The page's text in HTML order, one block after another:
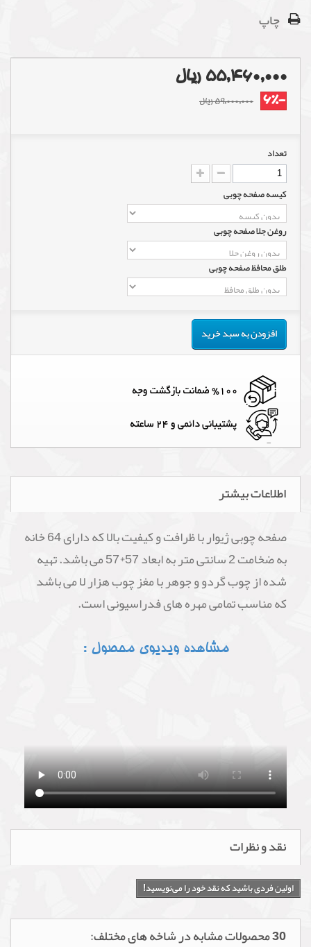
چاپ
55,460,000 ریال
-6% 59,000,000 ریال
تعداد
کیسه صفحه چوبی
روغن جلا صفحه چوبی
طلق محافظ صفحه چوبی
افزودن به سبد خرید
اطلاعات بیشتر
صفحه چوبی ژیوار با ظرافت و کیفیت بالا که دارای 64 خانه
به ضخامت 2 سانتی متر به ابعاد 57*57 می باشد. تهیه
شده از چوب گردو و جوهر با مغز چوب هزار لا می باشد
که مناسب تمامی مهره های فدراسیونی است.
مشاهده ویدیوی محصول :
نقد و نظرات
اولین فردی باشید که نقد خود را می‌نویسید!
30 محصولات مشابه در شاخه های مختلف: